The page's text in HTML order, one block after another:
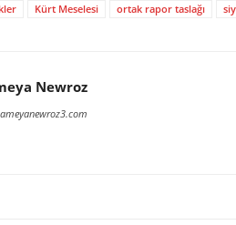
Kürt Meselesi ortak rapor taslağı
Newroz